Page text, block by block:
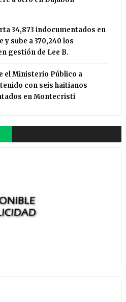
34,873 indocumentados en
y sube a 370,240 los
gestión de Lee B.
el Ministerio Público a
con seis haitianos
en Montecristi